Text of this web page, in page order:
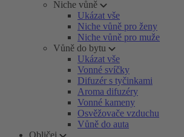
Niche vůně
Ukázat vše
Niche vůně pro ženy
Niche vůně pro muže
Vůně do bytu
Ukázat vše
Vonné svíčky
Difuzér s tyčinkami
Aroma difuzéry
Vonné kameny
Osvěžovače vzduchu
Vůně do auta
Obličej